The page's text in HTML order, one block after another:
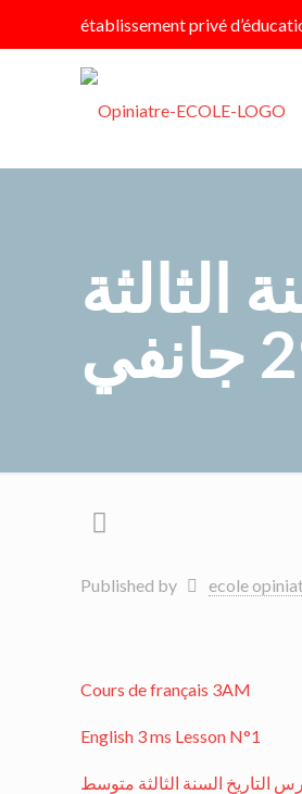
établissement privé
Published by ecole
Cours de français 3AM
English 3 ms Lesson N°1
التاريخ السنة الثالثة متوسط